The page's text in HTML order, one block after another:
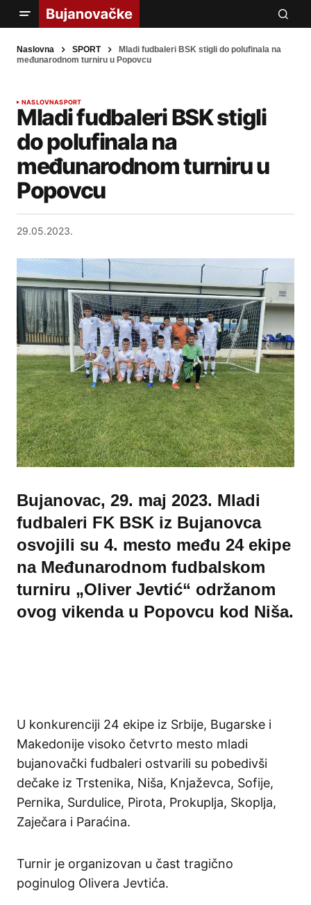
Naslovna SPORT
Mladi fudbaleri BSK stigli do polufinala na
međunarodnom turniru u Popovcu
NASLOVNASPORT
Mladi fudbaleri BSK stigli
do polufinala na
međunarodnom turniru u
Popovcu
29.05.2023.
Bujanovac, 29. maj 2023. Mladi
fudbaleri FK BSK iz Bujanovca
osvojili su 4. mesto među 24 ekipe
na Međunarodnom fudbalskom
turniru „Oliver Jevtić“ održanom
ovog vikenda u Popovcu kod Niša.
U konkurenciji 24 ekipe iz Srbije, Bugarske i
Makedonije visoko četvrto mesto mladi
bujanovački fudbaleri ostvarili su pobedivši
dečake iz Trstenika, Niša, Knjaževca, Sofije,
Pernika, Surdulice, Pirota, Prokuplja, Skoplja,
Zaječara i Paraćina.
Turnir je organizovan u čast tragično
poginulog Olivera Jevtića.